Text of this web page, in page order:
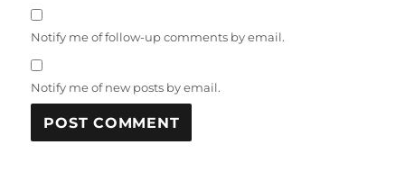
Notify me of follow-up comments by email.
Notify me of new posts by email.